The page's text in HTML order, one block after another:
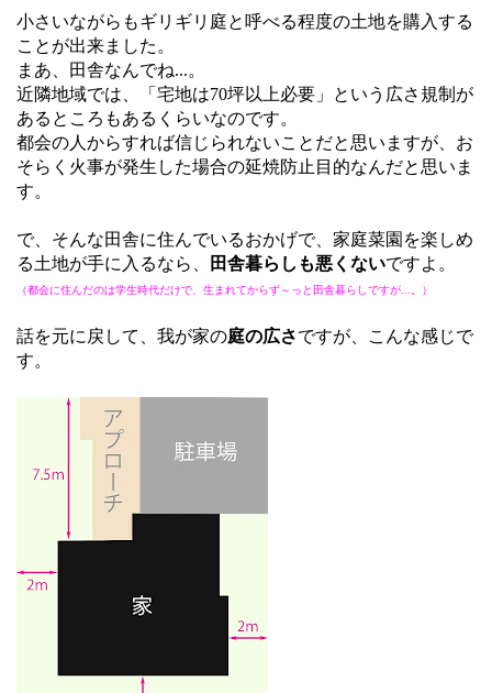
小さいながらもギリギリ庭と呼べる程度の土地を購入する
ことが出来ました。
まあ、田舎なんでね...。
近隣地域では、「宅地は70坪以上必要」という広さ規制が
あるところもあるくらいなのです。
都会の人からすれば信じられないことだと思いますが、お
そらく火事が発生した場合の延焼防止目的なんだと思いま
す。
で、そんな田舎に住んでいるおかげで、家庭菜園を楽しめ
る土地が手に入るなら、
田舎暮らしも悪くないですよ。
（都会に住んだのは学生時代だけで、生まれてからず～っと田舎暮らしですが...。）
話を元に戻して、我が家の庭の広さですが、こんな感じで
す。